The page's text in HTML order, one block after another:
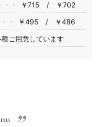
￥715 / ￥702
￥495 / ￥486
ご用意しています